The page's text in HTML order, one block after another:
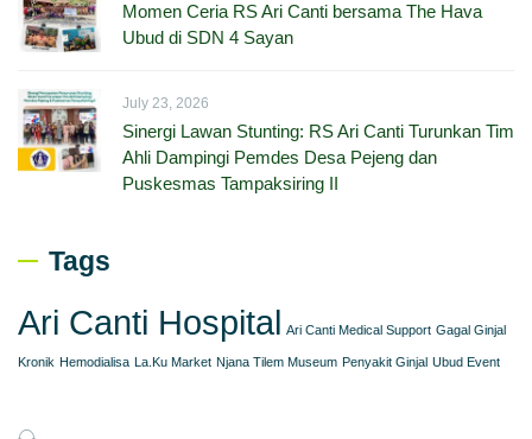
Momen Ceria RS Ari Canti bersama The Hava
Ubud di SDN 4 Sayan
July 23, 2026
Sinergi Lawan Stunting: RS Ari Canti Turunkan Tim
Ahli Dampingi Pemdes Desa Pejeng dan
Puskesmas Tampaksiring II
Tags
Ari Canti Hospital Ari Canti Medical Support Gagal Ginjal
Kronik Hemodialisa La.Ku Market Njana Tilem Museum Penyakit Ginjal Ubud Event